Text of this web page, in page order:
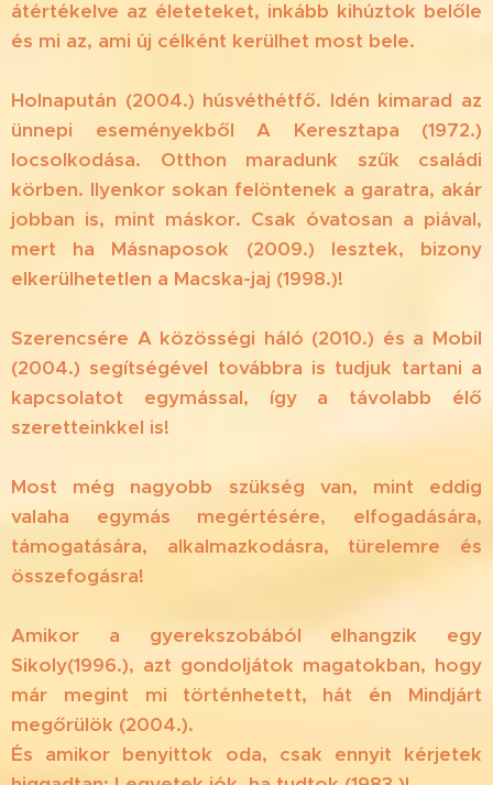
átértékelve az életeteket, inkább kihúztok belőle
és mi az, ami új célként kerülhet most bele.
Holnapután (2004.) húsvéthétfő. Idén kimarad az
ünnepi eseményekből A Keresztapa (1972.)
locsolkodása. Otthon maradunk szűk családi
körben. Ilyenkor sokan felöntenek a garatra, akár
jobban is, mint máskor. Csak óvatosan a piával,
mert ha Másnaposok (2009.) lesztek, bizony
elkerülhetetlen a Macska-jaj (1998.)!
Szerencsére A közösségi háló (2010.) és a Mobil
(2004.) segítségével továbbra is tudjuk tartani a
kapcsolatot egymással, így a távolabb élő
szeretteinkkel is!
Most még nagyobb szükség van, mint eddig
valaha egymás megértésére, elfogadására,
támogatására, alkalmazkodásra, türelemre és
összefogásra!
Amikor a gyerekszobából elhangzik egy
Sikoly(1996.), azt gondoljátok magatokban, hogy
már megint mi történhetett, hát én Mindjárt
megőrülök (2004.).
És amikor benyittok oda, csak ennyit kérjetek